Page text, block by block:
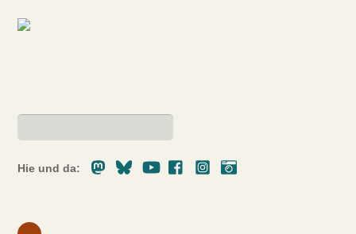
Hie und da:
MastodonBlueskyYoutubeFacebookInstagram